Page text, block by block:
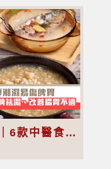
香港春夏潮濕易傷脾胃｜6款中醫食療健脾祛濕、改善腸胃不適